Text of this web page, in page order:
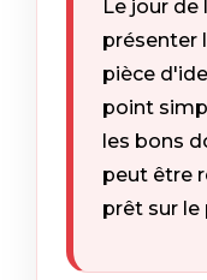
Le jour de
présenter
pièce
point
les bons
peut être
prêt sur le